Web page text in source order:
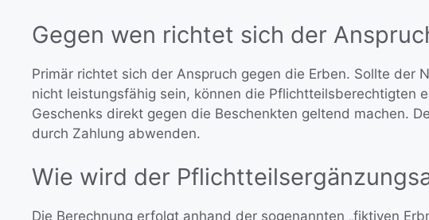
Gegen wen richtet sich der
Primär richtet sich der Anspruch gegen die Erben. Sollte der
nicht leistungsfähig sein, können die Pflichtteilsberechtigten
Geschenks direkt gegen die Beschenkten geltend machen.
durch Zahlung abwenden.
Wie wird der
Die Berechnung erfolgt anhand der sogenannten „fiktiven